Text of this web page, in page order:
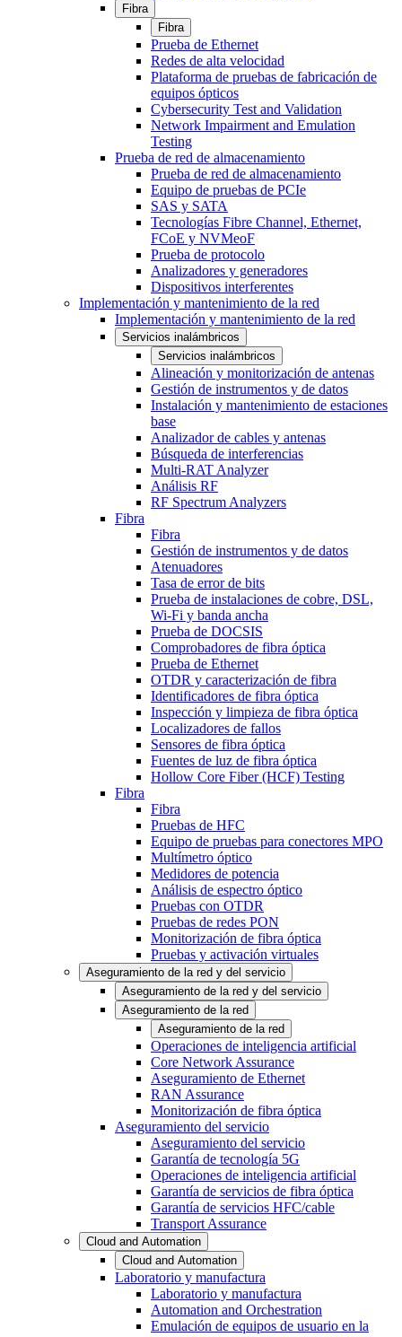
Fibra
Fibra
Prueba de Ethernet
Redes de alta velocidad
Plataforma de pruebas de fabricación de
equipos ópticos
Cybersecurity Test and Validation
Network Impairment and Emulation
Testing
Prueba de red de almacenamiento
Prueba de red de almacenamiento
Equipo de pruebas de PCIe
SAS y SATA
Tecnologías Fibre Channel, Ethernet,
FCoE y NVMeoF
Prueba de protocolo
Analizadores y generadores
Dispositivos interferentes
Implementación y mantenimiento de la red
Implementación y mantenimiento de la red
Servicios inalámbricos
Servicios inalámbricos
Alineación y monitorización de antenas
Gestión de instrumentos y de datos
Instalación y mantenimiento de estaciones
base
Analizador de cables y antenas
Búsqueda de interferencias
Multi-RAT Analyzer
Análisis RF
RF Spectrum Analyzers
Fibra
Fibra
Gestión de instrumentos y de datos
Atenuadores
Tasa de error de bits
Prueba de instalaciones de cobre, DSL,
Wi-Fi y banda ancha
Prueba de DOCSIS
Comprobadores de fibra óptica
Prueba de Ethernet
OTDR y caracterización de fibra
Identificadores de fibra óptica
Inspección y limpieza de fibra óptica
Localizadores de fallos
Sensores de fibra óptica
Fuentes de luz de fibra óptica
Hollow Core Fiber (HCF) Testing
Fibra
Fibra
Pruebas de HFC
Equipo de pruebas para conectores MPO
Multímetro óptico
Medidores de potencia
Análisis de espectro óptico
Pruebas con OTDR
Pruebas de redes PON
Monitorización de fibra óptica
Pruebas y activación virtuales
Aseguramiento de la red y del servicio
Aseguramiento de la red y del servicio
Aseguramiento de la red
Aseguramiento de la red
Operaciones de inteligencia artificial
Core Network Assurance
Aseguramiento de Ethernet
RAN Assurance
Monitorización de fibra óptica
Aseguramiento del servicio
Aseguramiento del servicio
Garantía de tecnología 5G
Operaciones de inteligencia artificial
Garantía de servicios de fibra óptica
Garantía de servicios HFC/cable
Transport Assurance
Cloud and Automation
Cloud and Automation
Laboratorio y manufactura
Laboratorio y manufactura
Automation and Orchestration
Emulación de equipos de usuario en la